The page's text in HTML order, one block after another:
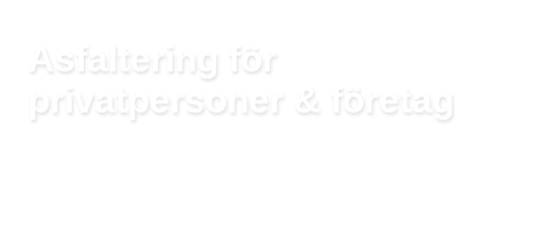
Asfaltering för
privatpersoner & företag